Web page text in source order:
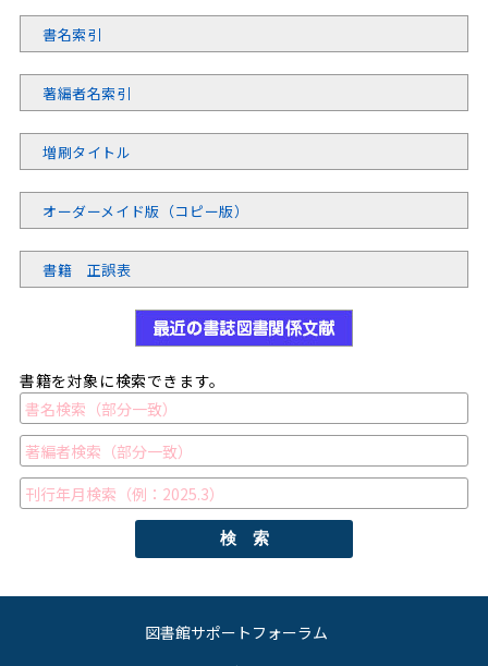
書名索引
著編者名索引
増刷タイトル
オーダーメイド版（コピー版）
書籍 正誤表
書籍を対象に検索できます。
検 索
図書館サポートフォーラム